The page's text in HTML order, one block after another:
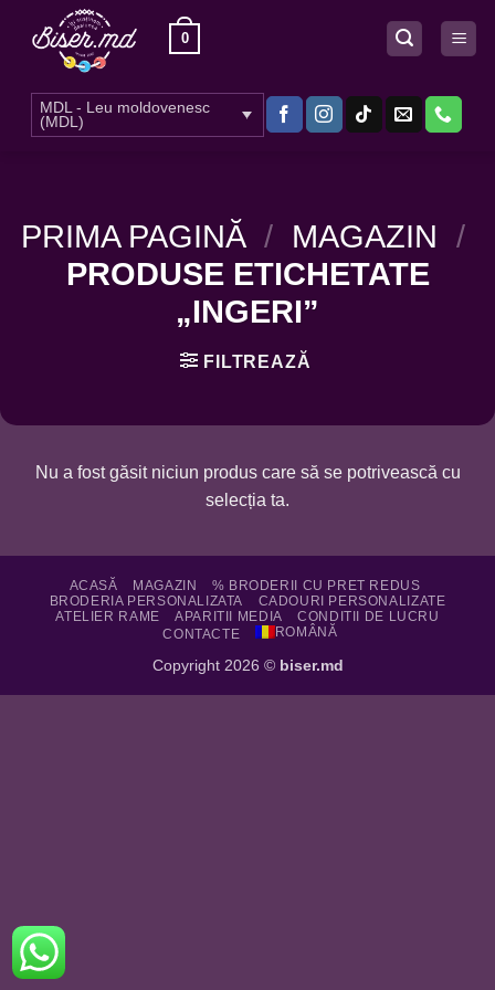
0
MDL - Leu moldovenesc
(MDL)
PRIMA PAGINĂ / MAGAZIN /
PRODUSE ETICHETATE
„INGERI”
FILTREAZĂ
Nu a fost găsit niciun produs care să se potrivească cu
selecția ta.
ACASĂ MAGAZIN
% BRODERII CU PRET REDUS
BRODERIA PERSONALIZATA
CADOURI PERSONALIZATE
ATELIER RAME
APARITII MEDIA
CONDITII DE LUCRU
CONTACTE
ROMÂNĂ
Copyright 2026 © biser.md